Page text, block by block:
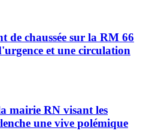
de chaussée sur la RM 66
et une circulation
mairie RN visant les
une vive polémique